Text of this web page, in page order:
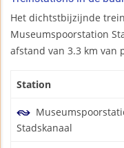
Het dichtstbijzijnde
Museumspoorstation
afstand van 3.3 km van
Station
Stadskanaal